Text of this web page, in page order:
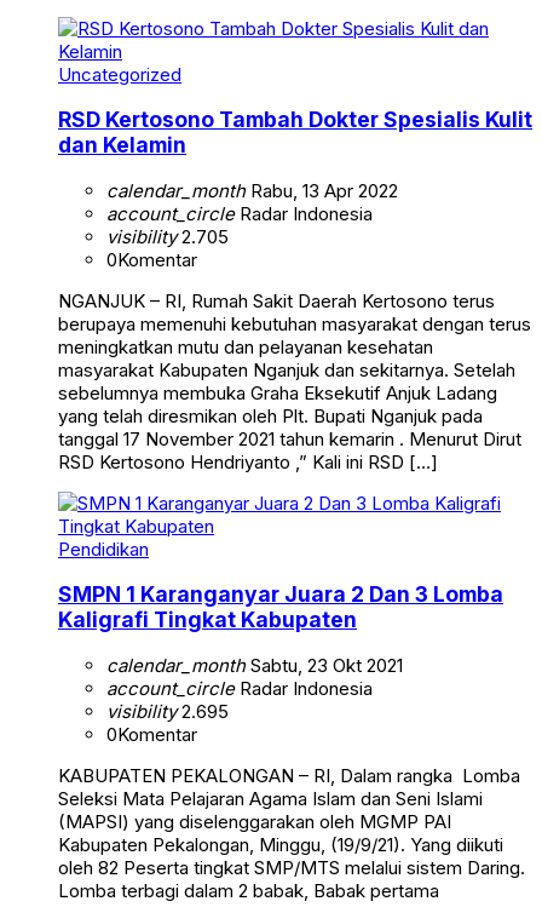
Uncategorized
RSD Kertosono Tambah Dokter Spesialis Kulit
dan Kelamin
calendar_monthRabu, 13 Apr 2022
account_circleRadar Indonesia
visibility2.705
0Komentar
NGANJUK – RI, Rumah Sakit Daerah Kertosono terus
berupaya memenuhi kebutuhan masyarakat dengan terus
meningkatkan mutu dan pelayanan kesehatan
masyarakat Kabupaten Nganjuk dan sekitarnya. Setelah
sebelumnya membuka Graha Eksekutif Anjuk Ladang
yang telah diresmikan oleh Plt. Bupati Nganjuk pada
tanggal 17 November 2021 tahun kemarin . Menurut Dirut
RSD Kertosono Hendriyanto ,” Kali ini RSD […]
Pendidikan
SMPN 1 Karanganyar Juara 2 Dan 3 Lomba
Kaligrafi Tingkat Kabupaten
calendar_monthSabtu, 23 Okt 2021
account_circleRadar Indonesia
visibility2.695
0Komentar
KABUPATEN PEKALONGAN – RI, Dalam rangka Lomba
Seleksi Mata Pelajaran Agama Islam dan Seni Islami
(MAPSI) yang diselenggarakan oleh MGMP PAI
Kabupaten Pekalongan, Minggu, (19/9/21). Yang diikuti
oleh 82 Peserta tingkat SMP/MTS melalui sistem Daring.
Lomba terbagi dalam 2 babak, Babak pertama